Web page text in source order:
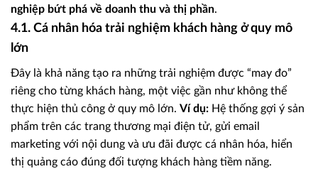
nghiệp bứt phá về doanh thu và thị phần.
4.1. Cá nhân hóa trải nghiệm khách hàng ở quy mô
lớn
Đây là khả năng tạo ra những trải nghiệm được “may đo”
riêng cho từng khách hàng, một việc gần như không thể
thực hiện thủ công ở quy mô lớn. Ví dụ: Hệ thống gợi ý sản
phẩm trên các trang thương mại điện tử, gửi email
marketing với nội dung và ưu đãi được cá nhân hóa, hiển
thị quảng cáo đúng đối tượng khách hàng tiềm năng.